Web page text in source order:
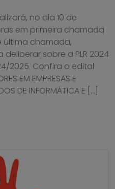
no dia 10 de
em primeira chamada
última chamada,
sobre a PLR 2024
2025. Confira o edital
EM EMPRESAS E
DE INFORMÁTICA E […]